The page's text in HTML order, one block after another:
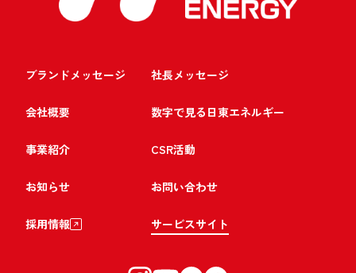
ブランドメッセージ 社長メッセージ
会社概要 数字で見る日東エネルギー
事業紹介 CSR活動
お知らせ お問い合わせ
採用情報 サービスサイト